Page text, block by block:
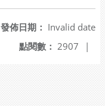
發佈日期： Invalid date
點閱數： 2907 |